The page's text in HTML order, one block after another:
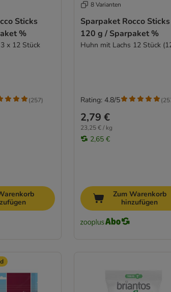
Sticks
%
x 12 Stück
(257)
8 Varianten
Sparpaket Rocco Sticks
120 g / Sparpaket %
Huhn mit Lachs 12 Stück
2,79 €
23,25 € / kg
2,65 €
Rating: 4.8/5 (
Zum Warenkorb
hinzufügen